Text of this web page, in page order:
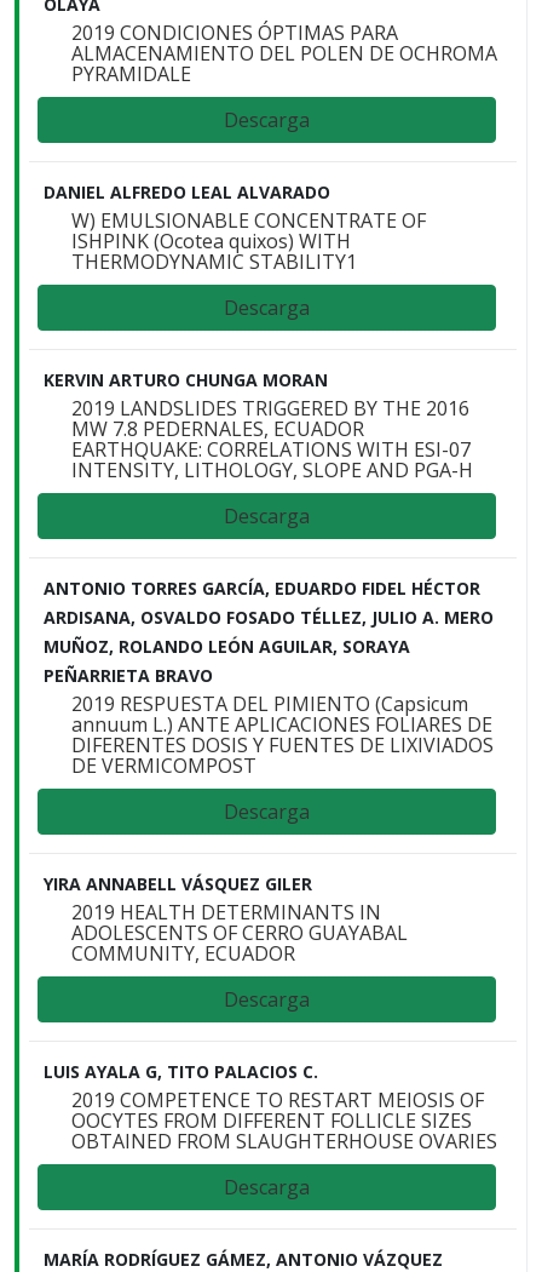
2019 CONDICIONES ÓPTIMAS PARA
ALMACENAMIENTO DEL POLEN DE OCHROMA
PYRAMIDALE
Descarga
DANIEL ALFREDO LEAL ALVARADO
W) EMULSIONABLE CONCENTRATE OF
ISHPINK (Ocotea quixos) WITH
THERMODYNAMIC STABILITY1
Descarga
KERVIN ARTURO CHUNGA MORAN
2019 LANDSLIDES TRIGGERED BY THE 2016
MW 7.8 PEDERNALES, ECUADOR
EARTHQUAKE: CORRELATIONS WITH ESI-07
INTENSITY, LITHOLOGY, SLOPE AND PGA-H
Descarga
ANTONIO TORRES GARCÍA, EDUARDO FIDEL HÉCTOR
ARDISANA, OSVALDO FOSADO TÉLLEZ, JULIO A. MERO
MUÑOZ, ROLANDO LEÓN AGUILAR, SORAYA
PEÑARRIETA BRAVO
2019 RESPUESTA DEL PIMIENTO (Capsicum
annuum L.) ANTE APLICACIONES FOLIARES DE
DIFERENTES DOSIS Y FUENTES DE LIXIVIADOS
DE VERMICOMPOST
Descarga
YIRA ANNABELL VÁSQUEZ GILER
2019 HEALTH DETERMINANTS IN
ADOLESCENTS OF CERRO GUAYABAL
COMMUNITY, ECUADOR
Descarga
LUIS AYALA G, TITO PALACIOS C.
2019 COMPETENCE TO RESTART MEIOSIS OF
OOCYTES FROM DIFFERENT FOLLICLE SIZES
OBTAINED FROM SLAUGHTERHOUSE OVARIES
Descarga
MARÍA RODRÍGUEZ GÁMEZ, ANTONIO VÁZQUEZ